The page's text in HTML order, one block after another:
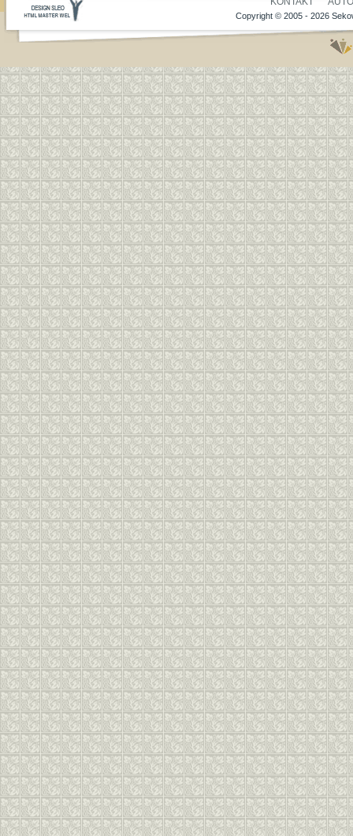
Copyright © 2005 - 2026